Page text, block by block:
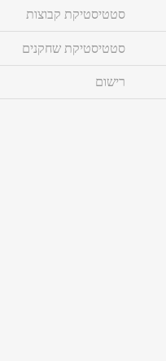
סטטיסטיקת קבוצות
סטטיסטיקת שחקנים
רישום